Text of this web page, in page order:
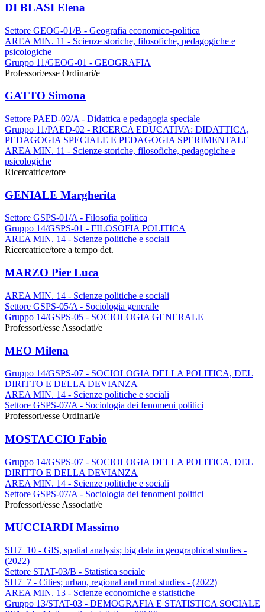
DI BLASI Elena
Settore GEOG-01/B - Geografia economico-politica
AREA MIN. 11 - Scienze storiche, filosofiche, pedagogiche e
psicologiche
Gruppo 11/GEOG-01 - GEOGRAFIA
Professori/esse Ordinari/e
GATTO Simona
Settore PAED-02/A - Didattica e pedagogia speciale
Gruppo 11/PAED-02 - RICERCA EDUCATIVA: DIDATTICA,
PEDAGOGIA SPECIALE E PEDAGOGIA SPERIMENTALE
AREA MIN. 11 - Scienze storiche, filosofiche, pedagogiche e
psicologiche
Ricercatrice/tore
GENIALE Margherita
Settore GSPS-01/A - Filosofia politica
Gruppo 14/GSPS-01 - FILOSOFIA POLITICA
AREA MIN. 14 - Scienze politiche e sociali
Ricercatrice/tore a tempo det.
MARZO Pier Luca
AREA MIN. 14 - Scienze politiche e sociali
Settore GSPS-05/A - Sociologia generale
Gruppo 14/GSPS-05 - SOCIOLOGIA GENERALE
Professori/esse Associati/e
MEO Milena
Gruppo 14/GSPS-07 - SOCIOLOGIA DELLA POLITICA, DEL
DIRITTO E DELLA DEVIANZA
AREA MIN. 14 - Scienze politiche e sociali
Settore GSPS-07/A - Sociologia dei fenomeni politici
Professori/esse Ordinari/e
MOSTACCIO Fabio
Gruppo 14/GSPS-07 - SOCIOLOGIA DELLA POLITICA, DEL
DIRITTO E DELLA DEVIANZA
AREA MIN. 14 - Scienze politiche e sociali
Settore GSPS-07/A - Sociologia dei fenomeni politici
Professori/esse Associati/e
MUCCIARDI Massimo
SH7_10 - GIS, spatial analysis; big data in geographical studies -
(2022)
Settore STAT-03/B - Statistica sociale
SH7_7 - Cities; urban, regional and rural studies - (2022)
AREA MIN. 13 - Scienze economiche e statistiche
Gruppo 13/STAT-03 - DEMOGRAFIA E STATISTICA SOCIALE